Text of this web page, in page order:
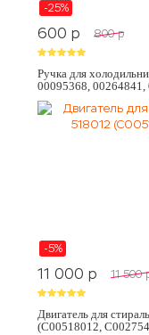
-25%
600 p 800 p
Ручка для
00095368, 00264841,
-5%
11 000 p 11 500
Двигатель для
(C00518012,